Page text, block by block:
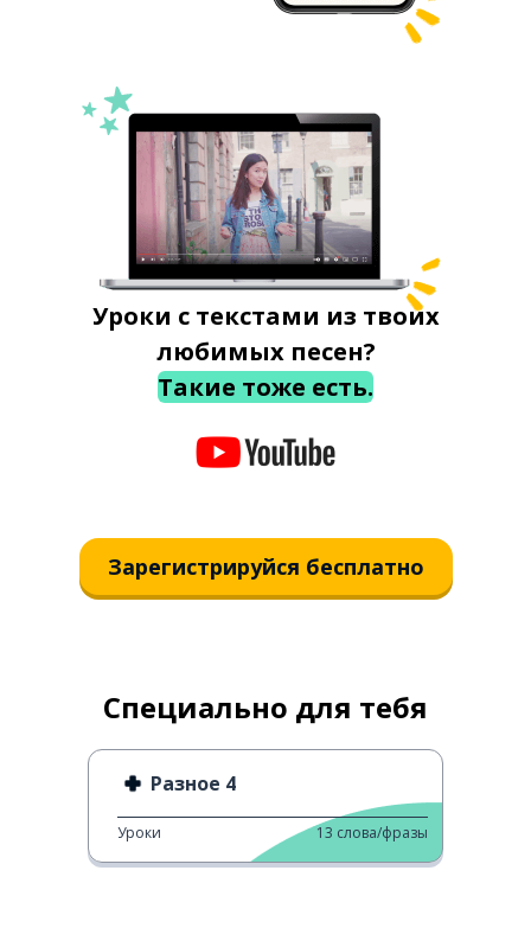
Уроки с текстами из твоих
любимых песен?
Такие тоже есть.
Зарегистрируйся бесплатно
Специально для тебя
Разное 4
Уроки 13 слова/фразы